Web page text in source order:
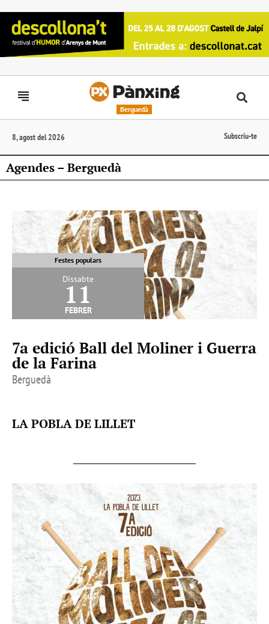
Berguedà
8, agost del 2026 Subscriu-te
Agendes – Berguedà
Festes populars
Dissabte
11
febrer
7a edició Ball del Moliner i Guerra
de la Farina
Berguedà
LA POBLA DE LILLET